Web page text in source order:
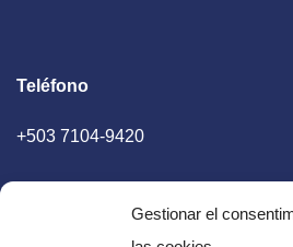
Gestionar el
Teléfono
+503 7104-9420